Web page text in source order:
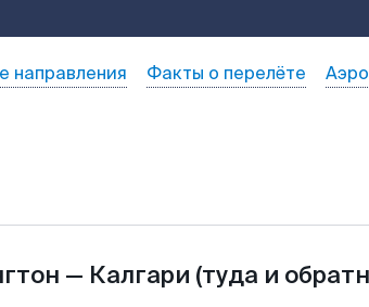
направления Факты о перелёте
— Калгари (туда и